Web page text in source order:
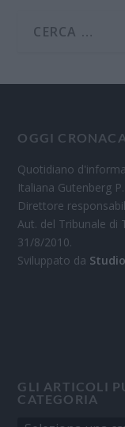
OGGI CRONACA
Quotidiano
Italiana Gutenberg
Direttore
Aut. del Tribunale di
31/8/2010.
Sviluppato da
GLI ARTICOLI
CATEGORIA